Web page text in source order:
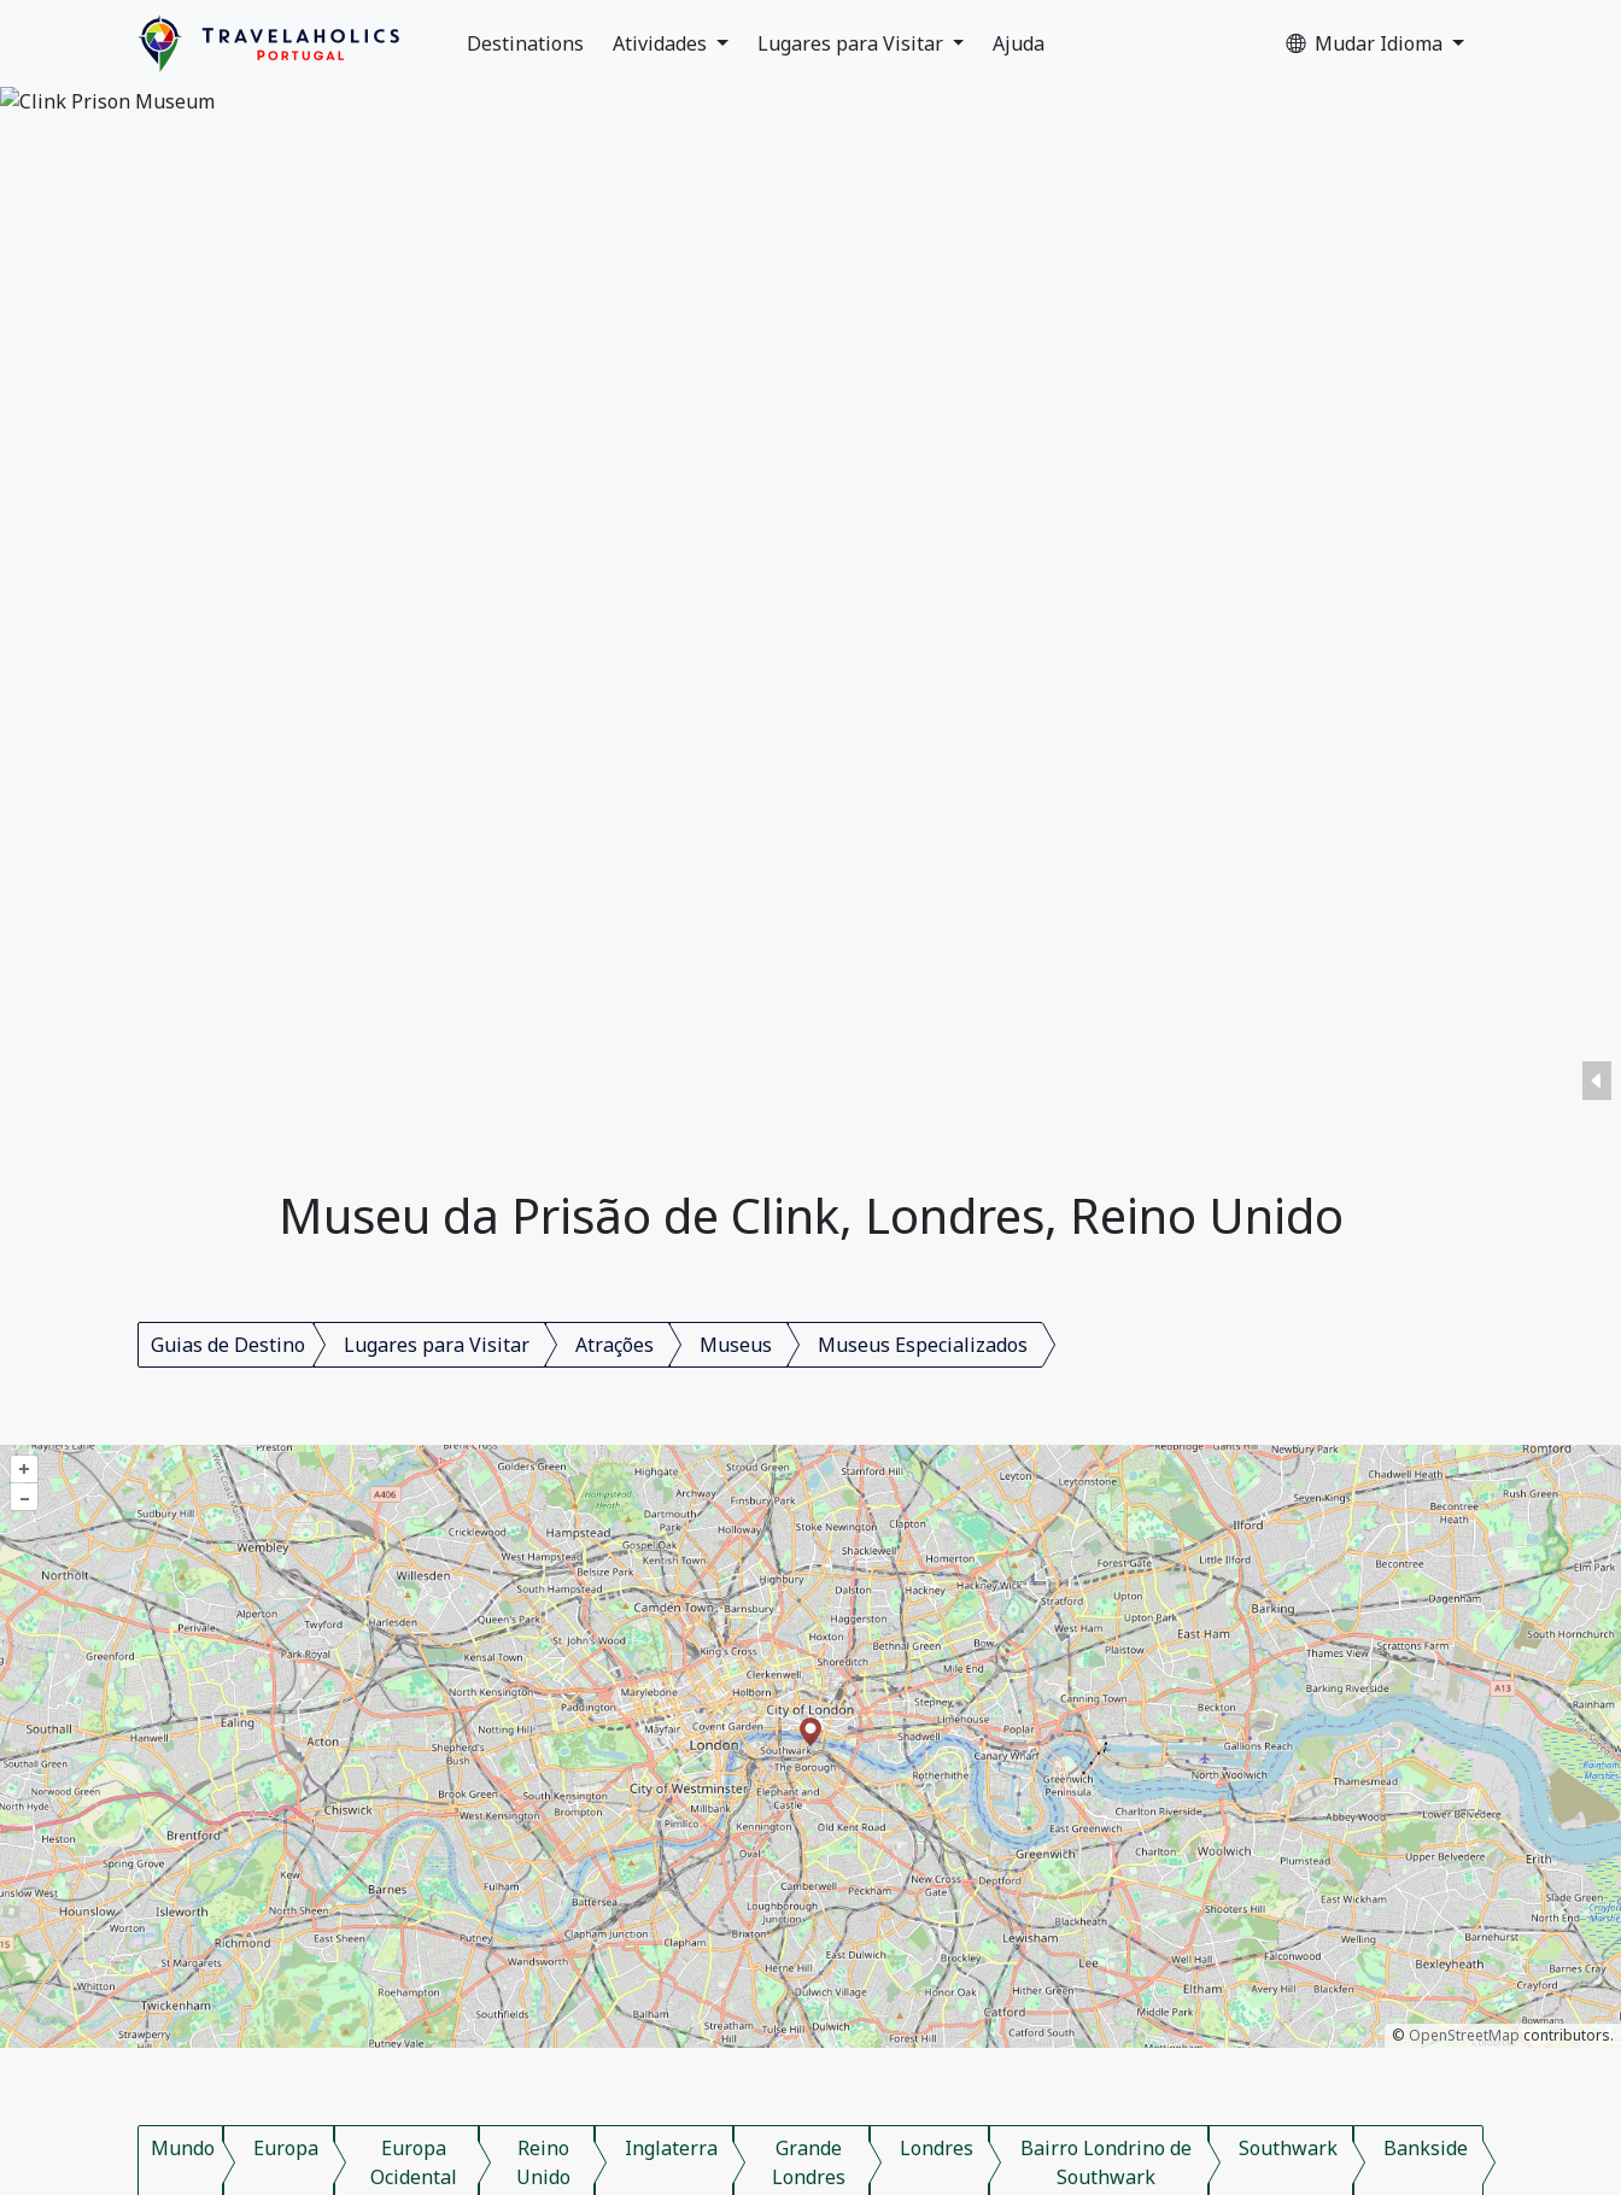
Destinations Atividades Lugares para Visitar Ajuda Mudar Idioma
Museu da Prisão de Clink, Londres, Reino Unido
Guias de Destino Lugares para Visitar Atrações Museus Museus Especializados
+
–
©OpenStreetMapcontributors.
Mundo Europa
Europa
Ocidental
Reino
Unido
Inglaterra
Grande
Londres
Londres
Bairro Londrino de
Southwark
Southwark Bankside